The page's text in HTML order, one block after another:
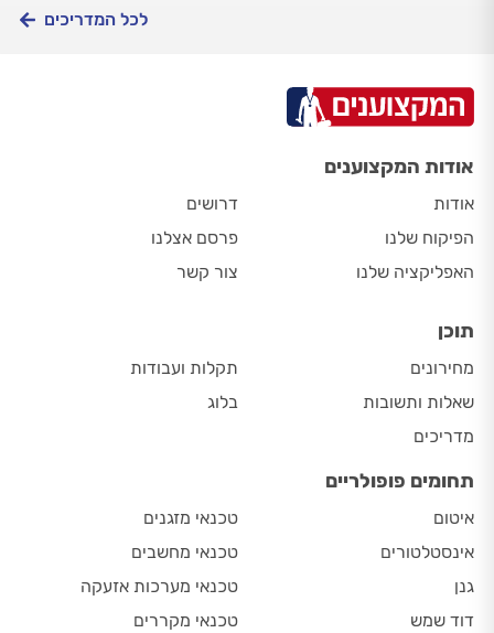
לכל המדריכים
אודות המקצוענים
אודות
הפיקוח שלנו
האפליקציה שלנו
דרושים
פרסם אצלנו
צור קשר
תוכן
מחירונים
שאלות ותשובות
מדריכים
תקלות ועבודות
בלוג
תחומים פופולריים
איטום
אינסטלטורים
גנן
דוד שמש
טכנאי מזגנים
טכנאי מחשבים
טכנאי מערכות אזעקה
טכנאי מקררים